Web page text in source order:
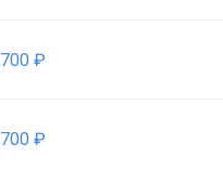
700 ₽
700 ₽